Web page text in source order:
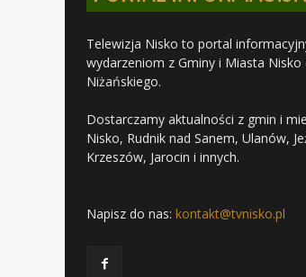
Telewizja Nisko to portal
wydarzeniom z Gminy i Miasta
Niżańskiego.
Dostarczamy aktualności z gmin i
Nisko, Rudnik nad Sanem, Ulanów,
Krzeszów, Jarocin i innych.
Napisz do nas: kontakt@tvnisko.pl